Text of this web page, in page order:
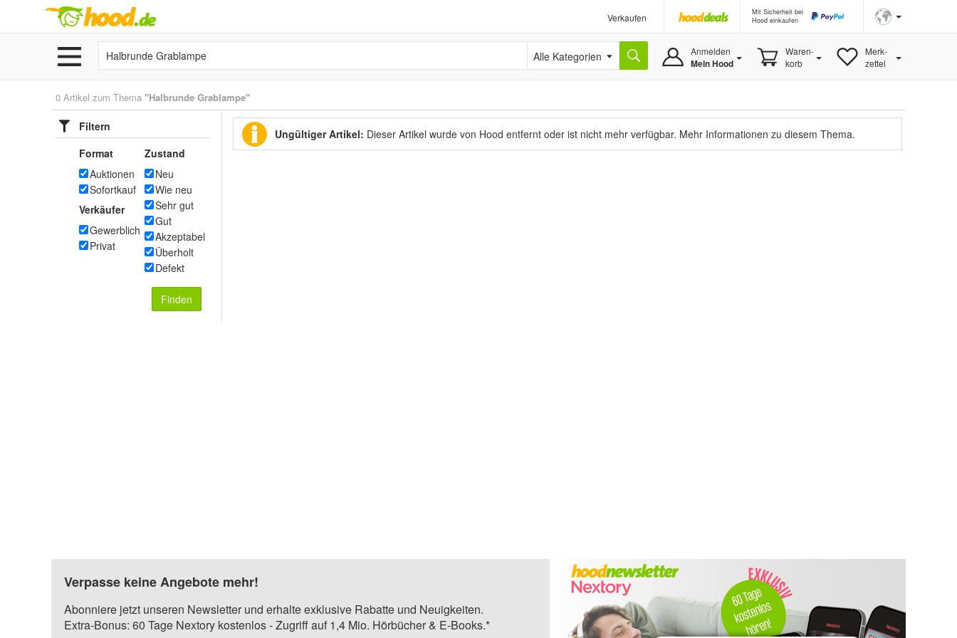
Verkaufen
Mit Sicherheit bei
Hood einkaufen
Alle Kategorien Anmelden
Mein Hood
Waren-
korb
Merk-
zettel
0 Artikel zum Thema "Halbrunde Grablampe"
Filtern
Format
Auktionen
Sofortkauf
Verkäufer
Gewerblich
Privat
Zustand
Neu
Wie neu
Sehr gut
Gut
Akzeptabel
Überholt
Defekt
Finden
Ungültiger Artikel: Dieser Artikel wurde von Hood entfernt oder ist nicht mehr verfügbar. Mehr Informationen zu diesem Thema.
Verpasse keine Angebote mehr!
Abonniere jetzt unseren Newsletter und erhalte exklusive Rabatte und Neuigkeiten.
Extra-Bonus: 60 Tage Nextory kostenlos - Zugriff auf 1,4 Mio. Hörbücher & E-Books.*